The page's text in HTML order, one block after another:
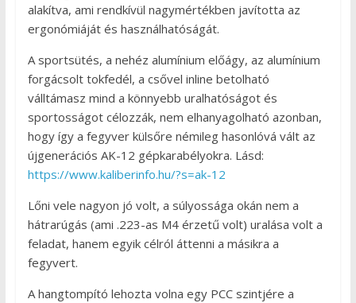
alakítva, ami rendkívül nagymértékben javította az
ergonómiáját és használhatóságát.
A sportsütés, a nehéz alumínium előágy, az alumínium
forgácsolt tokfedél, a csővel inline betolható
válltámasz mind a könnyebb uralhatóságot és
sportosságot célozzák, nem elhanyagolható azonban,
hogy így a fegyver külsőre némileg hasonlóvá vált az
újgenerációs AK-12 gépkarabélyokra. Lásd:
https://www.kaliberinfo.hu/?s=ak-12
Lőni vele nagyon jó volt, a súlyossága okán nem a
hátrarúgás (ami .223-as M4 érzetű volt) uralása volt a
feladat, hanem egyik célról áttenni a másikra a
fegyvert.
A hangtompító lehozta volna egy PCC szintjére a